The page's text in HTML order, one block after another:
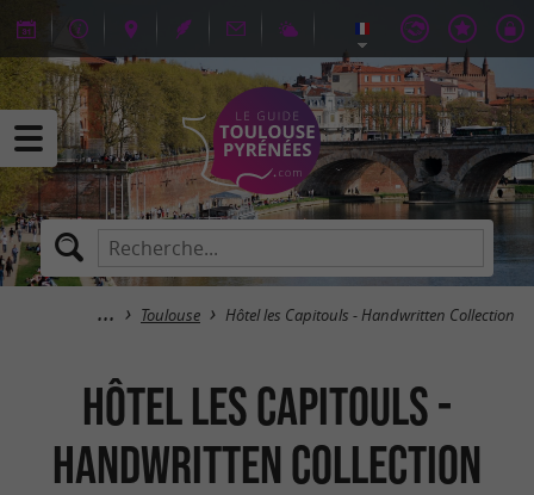
Toulouse Hôtel les Capitouls - Handwritten Collection
Hôtel les Capitouls -
Handwritten Collection